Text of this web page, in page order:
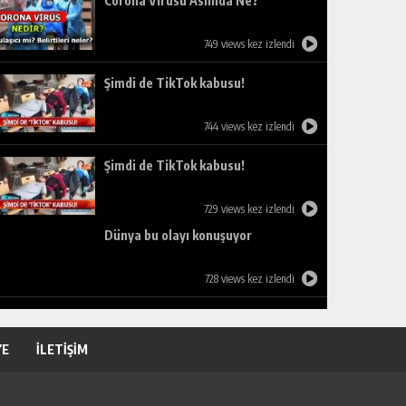
749 views kez izlendi
Şimdi de TikTok kabusu!
744 views kez izlendi
Şimdi de TikTok kabusu!
729 views kez izlendi
Dünya bu olayı konuşuyor
728 views kez izlendi
İLETİŞİM